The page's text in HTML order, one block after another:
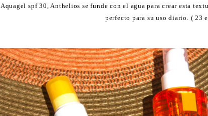
Aquagel spf 30, Anthelios se funde con el agua para crear esta
perfecto para su uso diario. ( 23